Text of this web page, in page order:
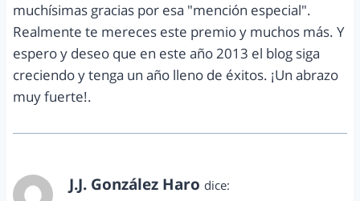
muchísimas gracias por esa "mención especial".
Realmente te mereces este premio y muchos más. Y
espero y deseo que en este año 2013 el blog siga
creciendo y tenga un año lleno de éxitos. ¡Un abrazo
muy fuerte!.
J.J. González Haro dice: